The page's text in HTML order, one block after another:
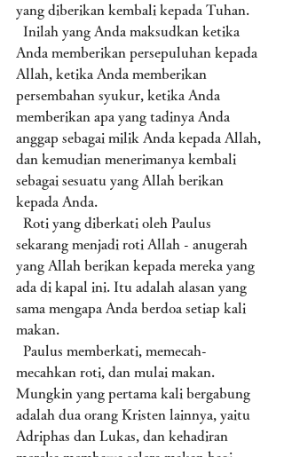
yang diberikan kembali kepada Tuhan.
Anda memberikan persepuluhan kepada
Allah, ketika Anda memberikan
persembahan syukur, ketika Anda
memberikan apa yang tadinya Anda
anggap sebagai milik Anda kepada Allah,
dan kemudian menerimanya kembali
sebagai sesuatu yang Allah berikan
kepada Anda.
sekarang menjadi roti Allah - anugerah
yang Allah berikan kepada mereka yang
ada di kapal ini. Itu adalah alasan yang
sama mengapa Anda berdoa setiap kali
makan.
mecahkan roti, dan mulai makan.
Mungkin yang pertama kali bergabung
adalah dua orang Kristen lainnya, yaitu
Adriphas dan Lukas, dan kehadiran